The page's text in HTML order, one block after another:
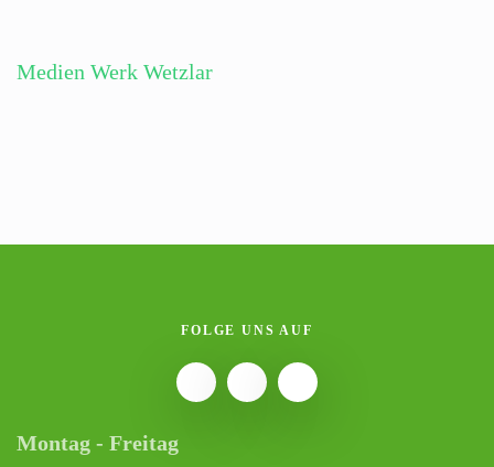
Medien Werk Wetzlar
FOLGE UNS AUF
Montag - Freitag